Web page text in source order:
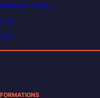
Mentions légales
CGU
CGV
FORMATIONS